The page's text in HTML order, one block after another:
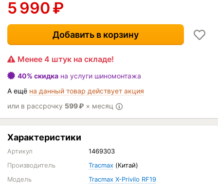
5 990₽
Добавить в корзину
Менее 4 штук на складе!
40% скидка на услуги шиномонтажа
А ещё на данный товар действует акция
или в рассрочку 599₽ × месяц
Характеристики
Артикул
1469303
Производитель
Tracmax (Китай)
Модель
Tracmax X-Privilo RF19